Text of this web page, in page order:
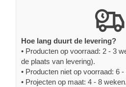
Hoe lang duurt de levering?
• Producten op voorraad: 2 - 3
de plaats van levering).
• Producten niet op voorraad: 6
• Projecten op maat: 4 - 8 weken.